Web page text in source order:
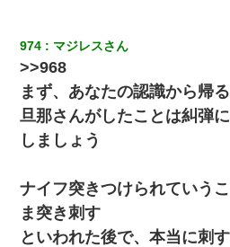
この母親は娘の黒歴史を掘り出さな
【悲報】お風呂で父親と姉が完全に行
32歳ワイ、34歳の可愛い女と付き合
死亡・・・
義兄嫁「娘が大学に入ったら下宿さ
旋のアパートに行け」→ 旦那が義兄
ろ！」とキレて・・・
974 マジレスさん
>>968
まず、あなたの認識から帰
旦那さんがしたことは糾弾
しましょう
ナイフ突きつけられていう
ま突き刺す
といわれた後で、本当に刺